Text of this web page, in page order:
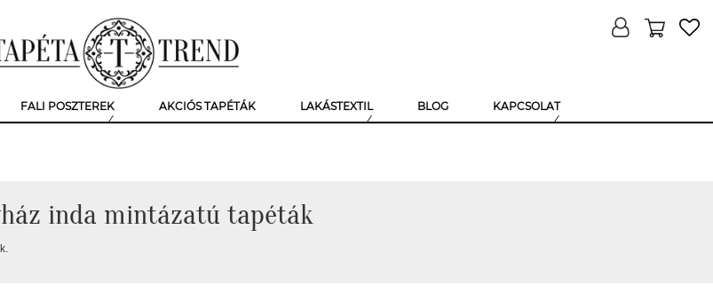
FALI POSZTEREK AKCIÓS TAPÉTÁK LAKÁSTEXTIL BLOG KAPCSOLAT
inda mintázatú tapéták